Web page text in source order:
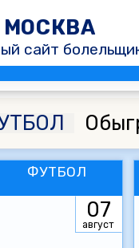
сайт
ФУТБОЛ
07
август